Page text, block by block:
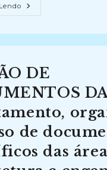
GESTÃO
DE
FCRB:
Documental
Como
Elemento
De
Representação
Do
Acervo
Arquivístico
(2019-
2021)
DE
de
das